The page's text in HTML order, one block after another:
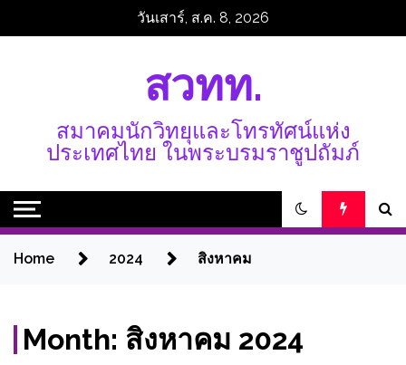
วันเสาร์, ส.ค. 8, 2026
สวทท.
สมาคมนักวิทยุและโทรทัศน์แห่ง
ประเทศไทย ในพระบรมราชูปถัมภ์
Home 2024 สิงหาคม
Month: สิงหาคม 2024